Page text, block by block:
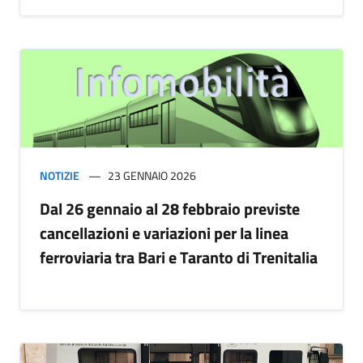
NOTIZIE 23 GENNAIO 2026
Dal 26 gennaio al 28 febbraio previste
cancellazioni e variazioni per la linea
ferroviaria tra Bari e Taranto di Trenitalia